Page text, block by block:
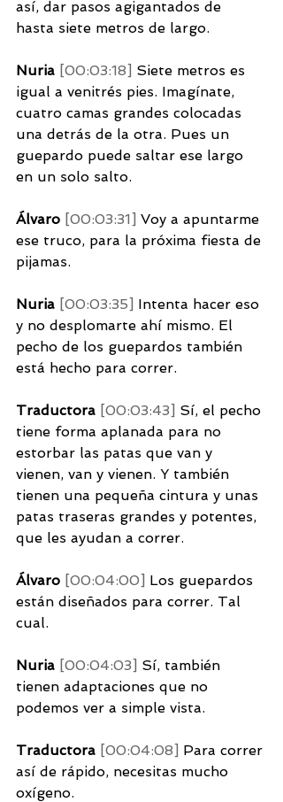
así, dar pasos agigantados de
hasta siete metros de largo.
Nuria [00:03:18] Siete metros es
igual a venitrés pies. Imagínate,
cuatro camas grandes colocadas
una detrás de la otra. Pues un
guepardo puede saltar ese largo
en un solo salto.
Álvaro [00:03:31] Voy a apuntarme
ese truco, para la próxima fiesta de
pijamas.
Nuria [00:03:35] Intenta hacer eso
y no desplomarte ahí mismo. El
pecho de los guepardos también
está hecho para correr.
Traductora [00:03:43] Sí, el pecho
tiene forma aplanada para no
estorbar las patas que van y
vienen, van y vienen. Y también
tienen una pequeña cintura y unas
patas traseras grandes y potentes,
que les ayudan a correr.
Álvaro [00:04:00] Los guepardos
están diseñados para correr. Tal
cual.
Nuria [00:04:03] Sí, también
tienen adaptaciones que no
podemos ver a simple vista.
Traductora [00:04:08] Para correr
así de rápido, necesitas mucho
oxígeno.